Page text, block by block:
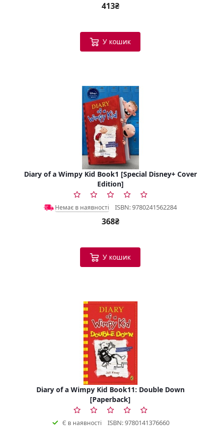
413₴
У кошик
Diary of a Wimpy Kid Book1 [Special Disney+ Cover
Edition]
Немає в наявності ISBN: 9780241562284
368₴
У кошик
Diary of a Wimpy Kid Book11: Double Down
[Paperback]
Є в наявності ISBN: 9780141376660